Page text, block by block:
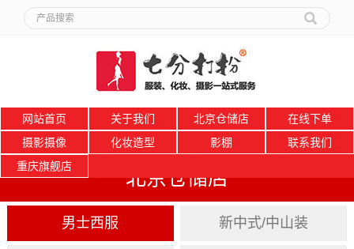
网站首页 关于我们 北京仓储店
在线下单
摄影摄像
化妆造型 影棚
联系我们
重庆旗舰店
北京仓储店
男士西服 新中式/中山装